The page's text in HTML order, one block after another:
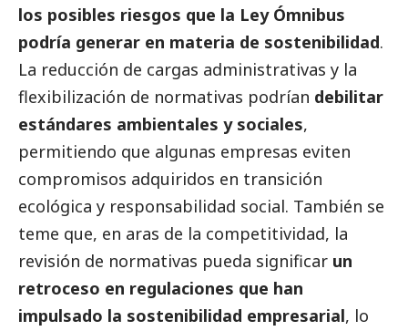
los posibles riesgos que la Ley Ómnibus
podría generar en materia de sostenibilidad.
La reducción de cargas administrativas y la
flexibilización de normativas podrían debilitar
estándares ambientales y sociales,
permitiendo que algunas empresas eviten
compromisos adquiridos en transición
ecológica y responsabilidad social. También se
teme que, en aras de la competitividad, la
revisión de normativas pueda significar un
retroceso en regulaciones que han
impulsado la sostenibilidad empresarial, lo